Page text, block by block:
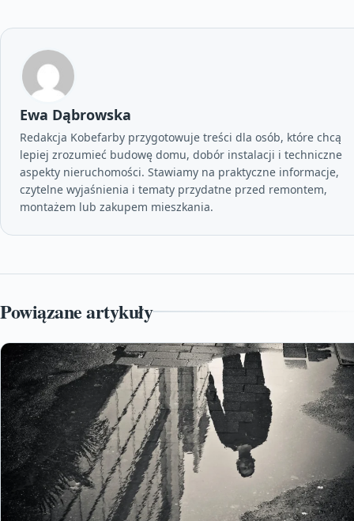
Ewa Dąbrowska
Redakcja Kobefarby przygotowuje treści dla osób, które chcą
lepiej zrozumieć budowę domu, dobór instalacji i techniczne
aspekty nieruchomości. Stawiamy na praktyczne informacje,
czytelne wyjaśnienia i tematy przydatne przed remontem,
montażem lub zakupem mieszkania.
Powiązane artykuły